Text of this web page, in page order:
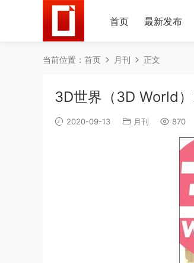
首页 最新发布
当前位置： 首页 月刊 正文
3D世界（3D World
2020-09-13 月刊 870